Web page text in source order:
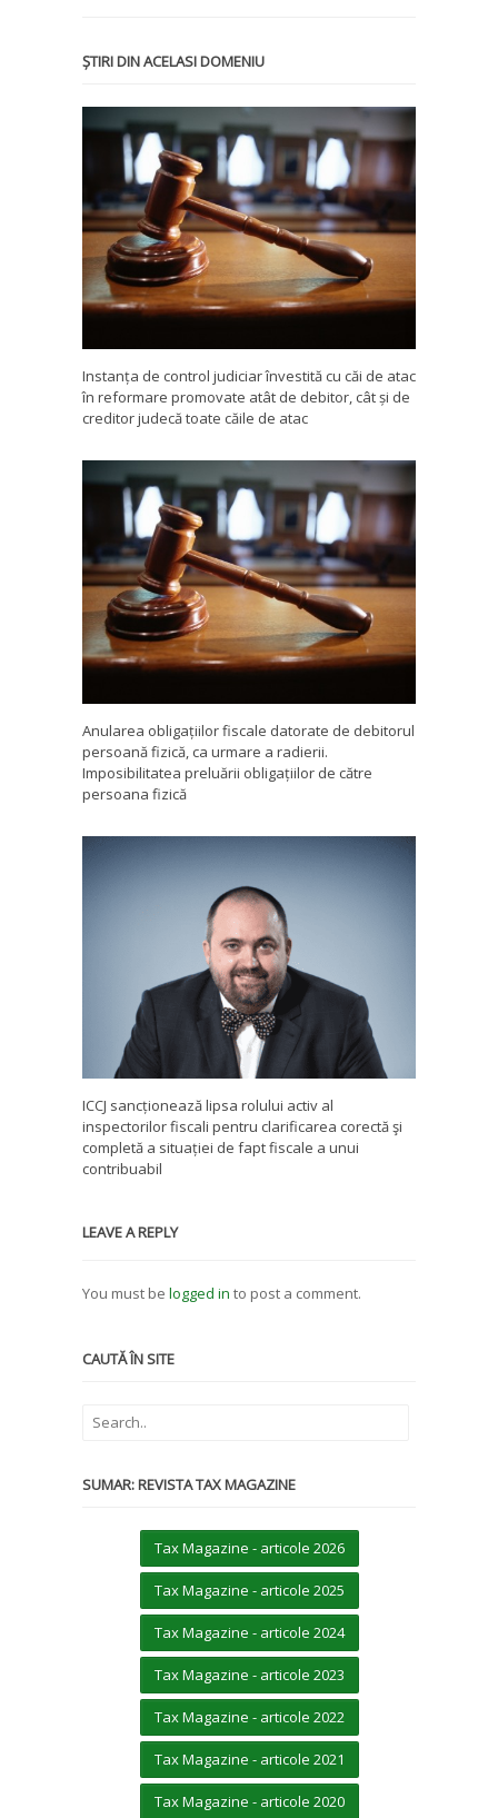
ȘTIRI DIN ACELASI DOMENIU
Instanța de control judiciar învestită cu căi de atac
în reformare promovate atât de debitor, cât și de
creditor judecă toate căile de atac
Anularea obligațiilor fiscale datorate de debitorul
persoană fizică, ca urmare a radierii.
Imposibilitatea preluării obligațiilor de către
persoana fizică
ICCJ sancționează lipsa rolului activ al
inspectorilor fiscali pentru clarificarea corectă şi
completă a situației de fapt fiscale a unui
contribuabil
LEAVE A REPLY
You must be logged in to post a comment.
CAUTĂ ÎN SITE
SUMAR: REVISTA TAX MAGAZINE
Tax Magazine - articole 2026
Tax Magazine - articole 2025
Tax Magazine - articole 2024
Tax Magazine - articole 2023
Tax Magazine - articole 2022
Tax Magazine - articole 2021
Tax Magazine - articole 2020